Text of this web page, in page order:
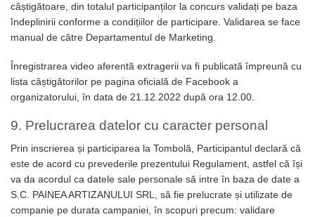
câștigătoare, din totalul participanților la concurs validați pe baza
îndeplinirii conforme a condițiilor de participare. Validarea se face
manual de către Departamentul de Marketing.
Înregistrarea video aferentă extragerii va fi publicată împreună cu
lista câștigătorilor pe pagina oficială de Facebook a
organizatorului, în data de 21.12.2022 după ora 12.00.
9. Prelucrarea datelor cu caracter personal
Prin inscrierea și participarea la Tombolă, Participantul declară că
este de acord cu prevederile prezentului Regulament, astfel că își
va da acordul ca datele sale personale să intre în baza de date a
S.C. PAINEA ARTIZANULUI SRL, să fie prelucrate și utilizate de
companie pe durata campaniei, în scopuri precum: validare